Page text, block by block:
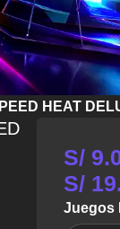
HEAT
S/
S/
Juegos